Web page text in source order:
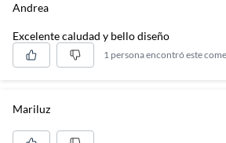
Andrea
Excelente caludad y bello diseño
1 persona encontró este
Mariluz